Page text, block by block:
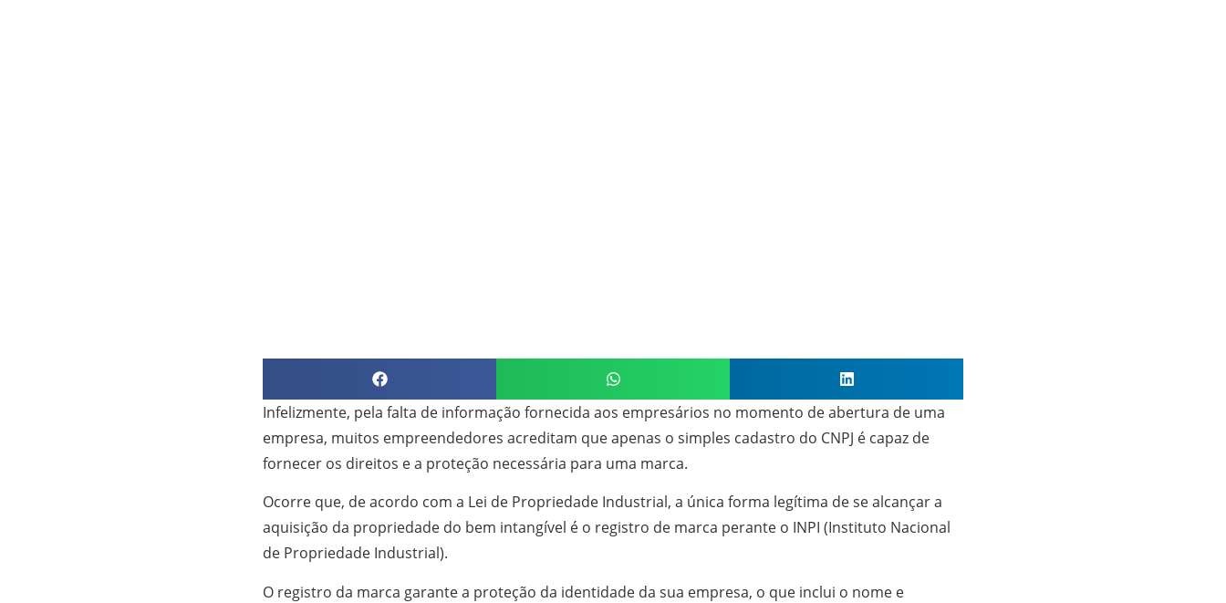
Infelizmente, pela falta de informação fornecida aos empresários no momento de abertura de uma
empresa, muitos empreendedores acreditam que apenas o simples cadastro do CNPJ é capaz de
fornecer os direitos e a proteção necessária para uma marca.
Ocorre que, de acordo com a Lei de Propriedade Industrial, a única forma legítima de se alcançar a
aquisição da propriedade do bem intangível é o registro de marca perante o INPI (Instituto Nacional
de Propriedade Industrial).
O registro da marca garante a proteção da identidade da sua empresa, o que inclui o nome e